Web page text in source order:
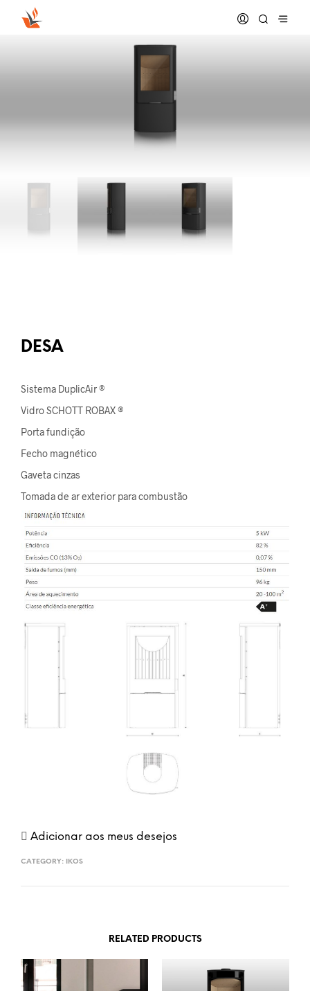
DESA
Sistema DuplicAir ®
Vidro SCHOTT ROBAX ®
Porta fundição
Fecho magnético
Gaveta cinzas
Tomada de ar exterior para combustão
Adicionar aos meus desejos
CATEGORY: IKOS
RELATED PRODUCTS